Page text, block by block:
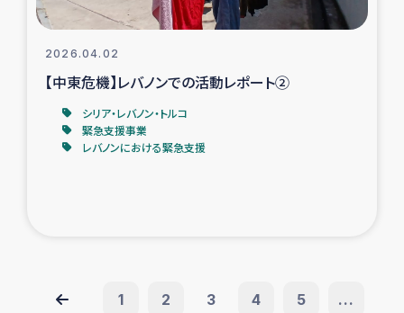
2026.04.02
【中東危機】レバノンでの活動レポート②
シリア・レバノン・トルコ
緊急支援事業
レバノンにおける緊急支援
1 2 3 4 5 ...